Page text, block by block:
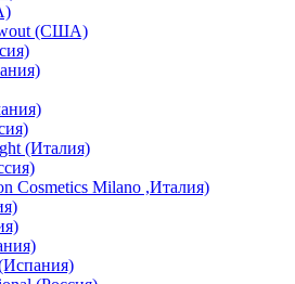
(США)
(Италия)
Cosmetics Milano ,Италия)